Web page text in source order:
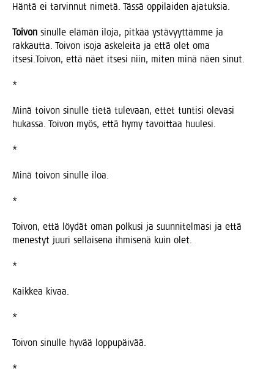
Hän­tä ei tar­vin­nut nime­tä. Täs­sä oppi­lai­den ajatuksia.
Toi­von sinul­le elä­män ilo­ja, pit­kää ystä­vyyt­täm­me ja
rak­kaut­ta. Toi­von iso­ja aske­lei­ta ja että olet oma
itsesi.Toivon, että näet itse­si niin, miten minä näen sinut.
*
Minä toi­von sinul­le tie­tä tule­vaan, ettet tun­ti­si ole­va­si
hukas­sa. Toi­von myös, että hymy tavoit­taa huulesi.
*
Minä toi­von sinul­le iloa.
*
Toi­von, että löy­dät oman pol­kusi ja suun­ni­tel­ma­si ja että
menes­tyt juu­ri sel­lai­se­na ihmi­se­nä kuin olet.
*
Kaik­kea kivaa.
*
Toi­von sinul­le hyvää loppupäivää.
*